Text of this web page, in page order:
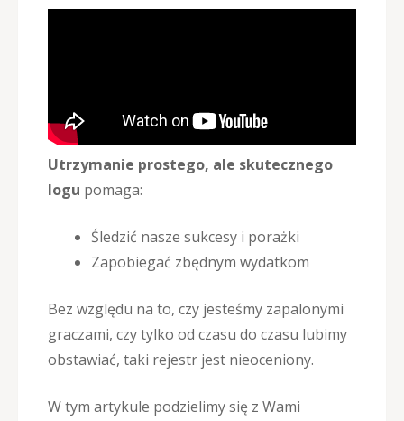
Utrzymanie prostego, ale skutecznego
logu pomaga:
Śledzić nasze sukcesy i porażki
Zapobiegać zbędnym wydatkom
Bez względu na to, czy jesteśmy zapalonymi
graczami, czy tylko od czasu do czasu lubimy
obstawiać, taki rejestr jest nieoceniony.
W tym artykule podzielimy się z Wami